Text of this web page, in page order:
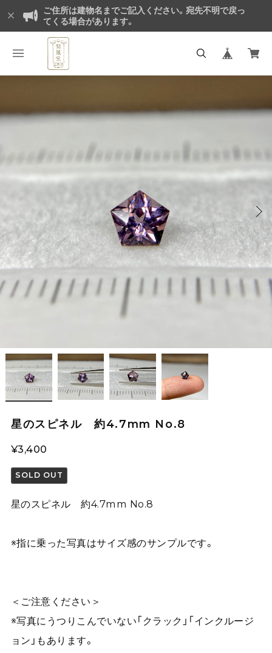
ご住所は建物名までご記入ください。宛先不明で戻っ
てくる場合があります。
星のスピネル 約4.7mm No.8
¥3,400
SOLD OUT
星のスピネル 約4.7mm No.8
※指に乗った写真はサイズ感のサンプルです。
＜ご注意ください＞
※写真にうつりこんでいない「クラック」「インクルージ
ョン」もあります。